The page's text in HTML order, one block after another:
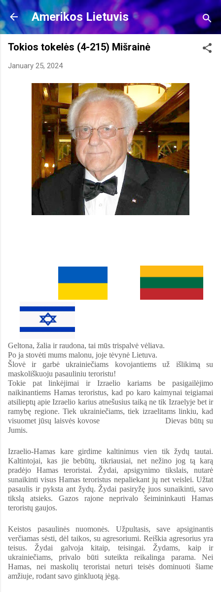
Skip to main content
Amerikos Lietuvis
Tokios tokelės (4-215) Mišrainė
January 25, 2024
Geltona, žalia ir raudona, tai mūs trispalvė vėliava.
Po ja stovėti mums malonu, joje tėvynė Lietuva.
Šlovė ir garbė ukrainiečiams kovojantiems už išlikimą su
maskoliškuoju pasauliniu teroristu!
Tokie pat linkėjimai ir Izraelio kariams be pasigailėjimo
naikinantiems Hamas teroristus, kad po karo kaimynai teigiamai
atsilieptų apie Izraelio karius atnešusius taiką ne tik Izraelyje bet ir
ramybę regione. Tiek ukrainiečiams, tiek izraelitams linkiu, kad
visuomet jūsų laisvės kovose Dievas būtų su
Jumis.
Izraelio-Hamas kare girdime kaltinimus vien tik žydų tautai.
Kaltintojai, kas jie bebūtų, tikriausiai, net nežino jog tą karą
pradėjo Hamas teroristai. Žydai, apsigynimo tikslais, nutarė
sunaikinti visus Hamas teroristus nepaliekant jų net veislei. Užtat
pasaulis ir pyksta ant žydų. Žydai pasiryžę juos sunaikinti, savo
tikslą atsieks. Gazos rajone neprivalo šeimininkauti Hamas
teroristų gaujos.
Keistos pasaulinės nuomonės. Užpultasis, save apsiginantis
verčiamas sėsti, dėl taikos, su agresoriumi. Reiškia agresorius yra
teisus. Žydai galvoja kitaip, teisingai. Žydams, kaip ir
ukrainiečiams, privalo būti suteikta reikalinga parama. Nei
Hamas, nei maskolių teroristai neturi teisės dominuoti šiame
amžiuje, rodant savo ginkluotą jėgą.